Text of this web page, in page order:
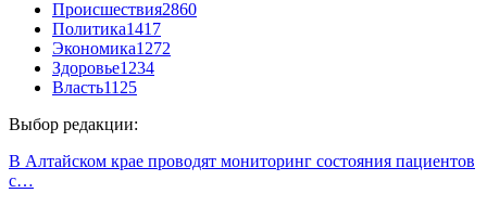
Происшествия2860
Политика1417
Экономика1272
Здоровье1234
Власть1125
Выбор редакции:
В Алтайском крае проводят мониторинг состояния пациентов
с…